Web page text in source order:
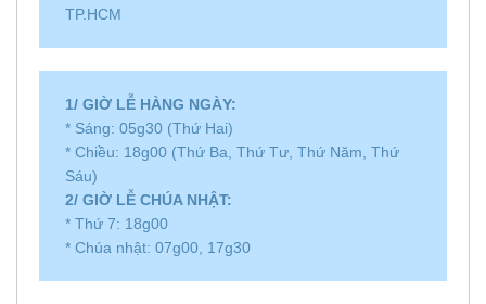
TP.HCM
1/ GIỜ LỄ HÀNG NGÀY:
* Sáng: 05g30 (Thứ Hai)
* Chiều: 18g00 (Thứ Ba, Thứ Tư, Thứ Năm, Thứ
Sáu)
2/ GIỜ LỄ CHÚA NHẬT:
* Thứ 7: 18g00
* Chúa nhật: 07g00, 17g30